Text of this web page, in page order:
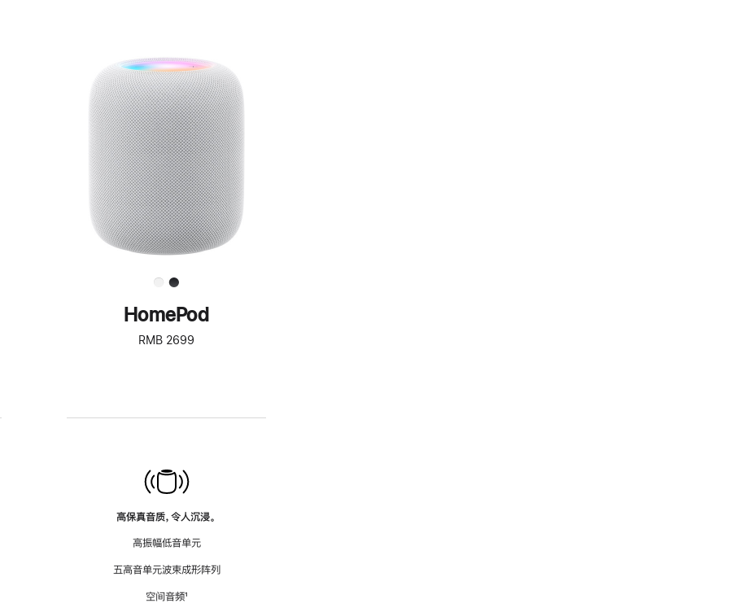
进
一
步
了
解
HomePod<
HomePod
RMB 2699
高保真音质，令人沉浸。
高振幅低音单元
五高音单元波束成形阵列
空间音频脚
¹